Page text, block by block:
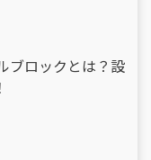
ブロックとは？設